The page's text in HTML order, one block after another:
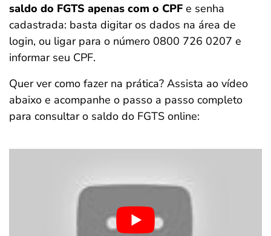
saldo do FGTS apenas com o CPF e senha
cadastrada: basta digitar os dados na área de
login, ou ligar para o número 0800 726 0207 e
informar seu CPF.
Quer ver como fazer na prática? Assista ao vídeo
abaixo e acompanhe o passo a passo completo
para consultar o saldo do FGTS online: